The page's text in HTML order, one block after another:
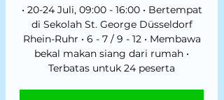
• 20-24 Juli, 09:00 - 16:00 • Bertempat
di Sekolah St. George Düsseldorf
Rhein-Ruhr • 6 - 7 / 9 - 12 • Membawa
bekal makan siang dari rumah •
Terbatas untuk 24 peserta